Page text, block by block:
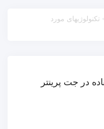
مورد
در جت پرینتر